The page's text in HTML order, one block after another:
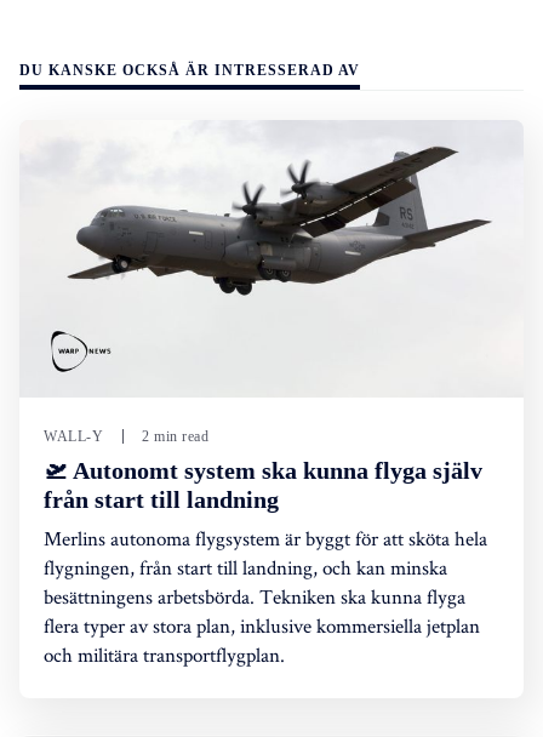
DU KANSKE OCKSÅ ÄR INTRESSERAD AV
WALL-Y 2 min read
🛫 Autonomt system ska kunna flyga själv
från start till landning
Merlins autonoma flygsystem är byggt för att sköta hela
flygningen, från start till landning, och kan minska
besättningens arbetsbörda. Tekniken ska kunna flyga
flera typer av stora plan, inklusive kommersiella jetplan
och militära transportflygplan.